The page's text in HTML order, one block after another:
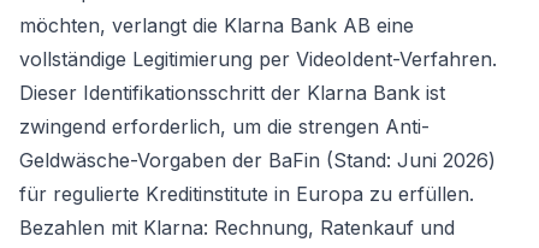
möchten, verlangt die Klarna Bank AB eine
vollständige Legitimierung per VideoIdent-Verfahren.
Dieser Identifikationsschritt der Klarna Bank ist
zwingend erforderlich, um die strengen Anti-
Geldwäsche-Vorgaben der BaFin (Stand: Juni 2026)
für regulierte Kreditinstitute in Europa zu erfüllen.
Bezahlen mit Klarna: Rechnung, Ratenkauf und